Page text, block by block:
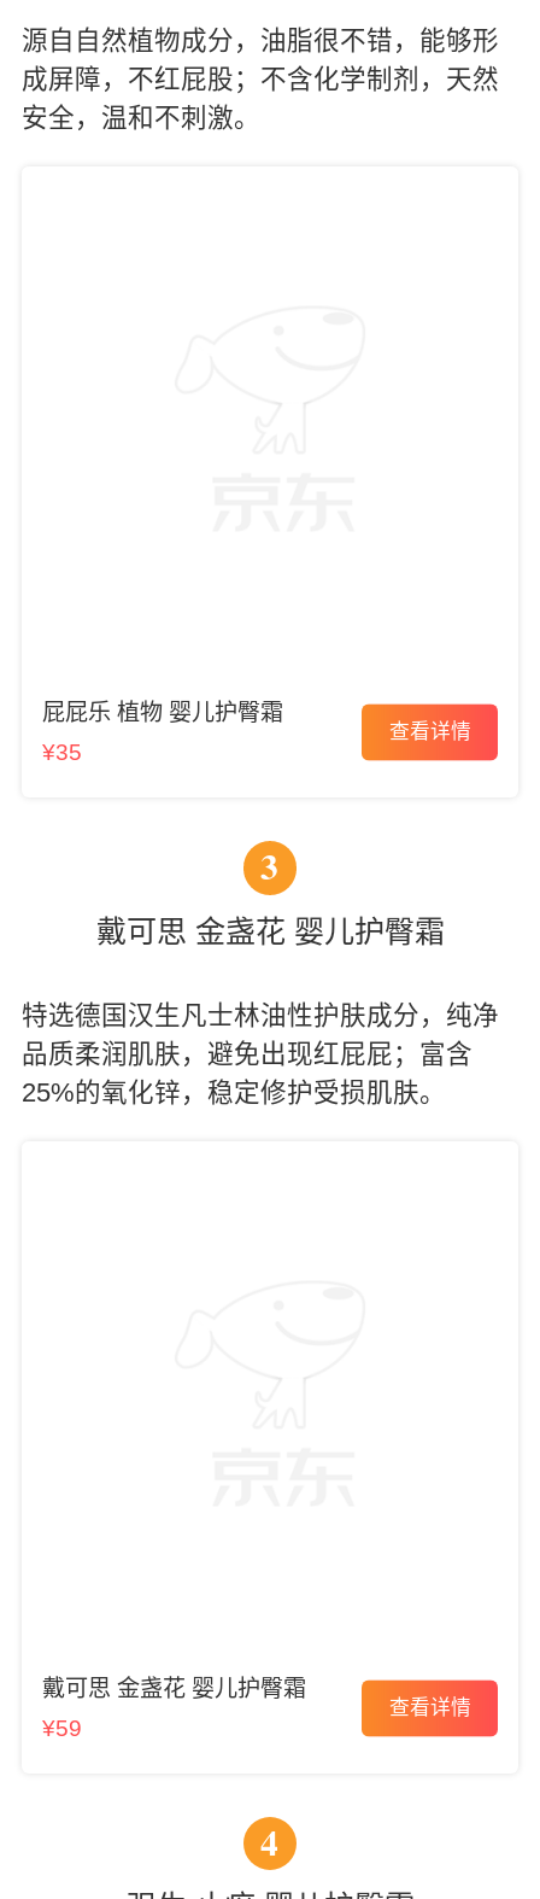
源自自然植物成分，油脂很不错，能够形
成屏障，不红屁股；不含化学制剂，天然
安全，温和不刺激。
屁屁乐 植物 婴儿护臀霜
¥35
查看详情
3
戴可思 金盏花 婴儿护臀霜
特选德国汉生凡士林油性护肤成分，纯净
品质柔润肌肤，避免出现红屁屁；富含
25%的氧化锌，稳定修护受损肌肤。
戴可思 金盏花 婴儿护臀霜
¥59
查看详情
4